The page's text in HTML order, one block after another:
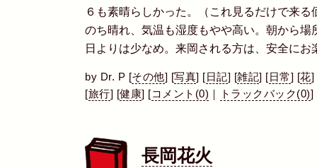
６も素晴らしかった。（これ見るだけで来る
のち晴れ、気温も湿度もやや高い。朝から場
日よりは少なめ。来岡される方は、安全にお
by Dr. P [その他] [写真] [ 日記] [雑記] [ 日常] [花]
[旅行] [健康] [コメント(0) トラックバック(0)]
長岡花火